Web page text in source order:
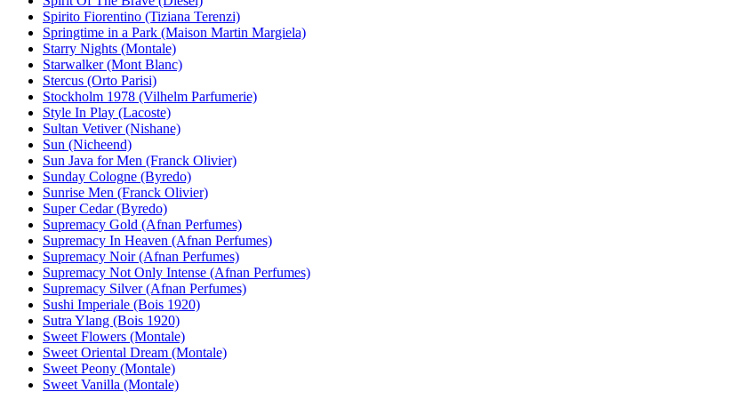
Spirito Fiorentino (Tiziana Terenzi)
Springtime in a Park (Maison Martin Margiela)
Starry Nights (Montale)
Starwalker (Mont Blanc)
Stercus (Orto Parisi)
Stockholm 1978 (Vilhelm Parfumerie)
Style In Play (Lacoste)
Sultan Vetiver (Nishane)
Sun (Nicheend)
Sun Java for Men (Franck Olivier)
Sunday Cologne (Byredo)
Sunrise Men (Franck Olivier)
Super Cedar (Byredo)
Supremacy Gold (Afnan Perfumes)
Supremacy In Heaven (Afnan Perfumes)
Supremacy Noir (Afnan Perfumes)
Supremacy Not Only Intense (Afnan Perfumes)
Supremacy Silver (Afnan Perfumes)
Sushi Imperiale (Bois 1920)
Sutra Ylang (Bois 1920)
Sweet Flowers (Montale)
Sweet Oriental Dream (Montale)
Sweet Peony (Montale)
Sweet Vanilla (Montale)